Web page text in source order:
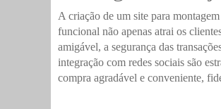
A criação de um site para
funcional não apenas atrai os
amigável, a segurança das
integração com redes sociais são
compra agradável e conveniente,